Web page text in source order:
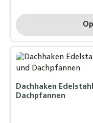
Dachhaken
Dachpfannen